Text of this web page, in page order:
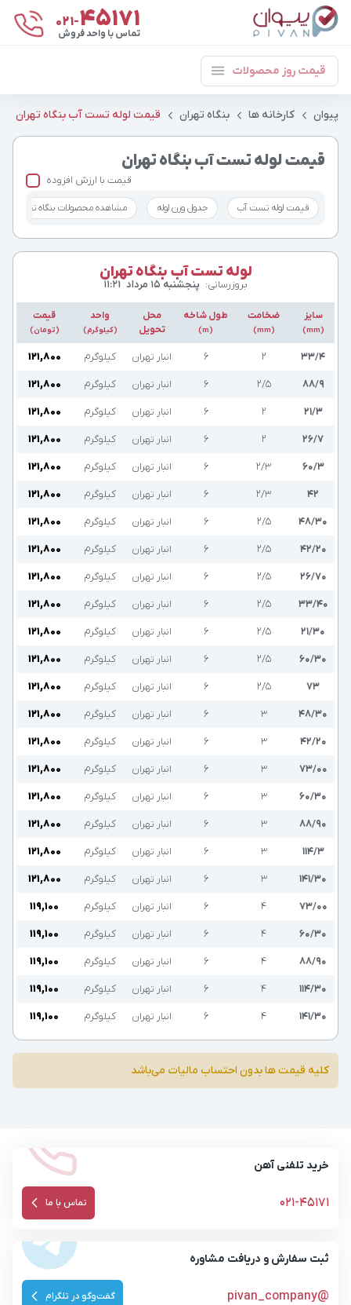
021-۴۵۱۷۱
تماس با واحد فروش
قیمت روز محصولات
پیوان کارخانه ها بنگاه تهران قیمت لوله تست آب بنگاه تهران
قیمت لوله تست آب بنگاه تهران
قیمت با ارزش افزوده
قیمت لوله تست آب جدول وزن لوله مشاهده محصولات بنگاه تهران
لوله تست آب بنگاه تهران
بروزرسانی: پنجشنبه ۱۵ مرداد ۱۱:۲۱
سایز
(mm)
ضخامت
(mm)
طول شاخه
(m)
محل
تحویل
واحد
(کیلوگرم)
قیمت
(تومان)
۳۳/۴ ۲ ۶ انبار تهران کیلوگرم ۱۲۱,۸۰۰
۸۸/۹ ۲/۵ ۶ انبار تهران کیلوگرم ۱۲۱,۸۰۰
۲۱/۳ ۲ ۶ انبار تهران کیلوگرم ۱۲۱,۸۰۰
۲۶/۷ ۲ ۶ انبار تهران کیلوگرم ۱۲۱,۸۰۰
۶۰/۳ ۲/۳ ۶ انبار تهران کیلوگرم ۱۲۱,۸۰۰
۴۲ ۲/۳ ۶ انبار تهران کیلوگرم ۱۲۱,۸۰۰
۴۸/۳۰ ۲/۵ ۶ انبار تهران کیلوگرم ۱۲۱,۸۰۰
۴۲/۲۰ ۲/۵ ۶ انبار تهران کیلوگرم ۱۲۱,۸۰۰
۲۶/۷۰ ۲/۵ ۶ انبار تهران کیلوگرم ۱۲۱,۸۰۰
۳۳/۴۰ ۲/۵ ۶ انبار تهران کیلوگرم ۱۲۱,۸۰۰
۲۱/۳۰ ۲/۵ ۶ انبار تهران کیلوگرم ۱۲۱,۸۰۰
۶۰/۳۰ ۲/۵ ۶ انبار تهران کیلوگرم ۱۲۱,۸۰۰
۷۳ ۲/۵ ۶ انبار تهران کیلوگرم ۱۲۱,۸۰۰
۴۸/۳۰ ۳ ۶ انبار تهران کیلوگرم ۱۲۱,۸۰۰
۴۲/۲۰ ۳ ۶ انبار تهران کیلوگرم ۱۲۱,۸۰۰
۷۳/۰۰ ۳ ۶ انبار تهران کیلوگرم ۱۲۱,۸۰۰
۶۰/۳۰ ۳ ۶ انبار تهران کیلوگرم ۱۲۱,۸۰۰
۸۸/۹۰ ۳ ۶ انبار تهران کیلوگرم ۱۲۱,۸۰۰
۱۱۴/۳ ۳ ۶ انبار تهران کیلوگرم ۱۲۱,۸۰۰
۱۴۱/۳۰ ۳ ۶ انبار تهران کیلوگرم ۱۲۱,۸۰۰
۷۳/۰۰ ۴ ۶ انبار تهران کیلوگرم ۱۱۹,۱۰۰
۶۰/۳۰ ۴ ۶ انبار تهران کیلوگرم ۱۱۹,۱۰۰
۸۸/۹۰ ۴ ۶ انبار تهران کیلوگرم ۱۱۹,۱۰۰
۱۱۴/۳۰ ۴ ۶ انبار تهران کیلوگرم ۱۱۹,۱۰۰
۱۴۱/۳۰ ۴ ۶ انبار تهران کیلوگرم ۱۱۹,۱۰۰
کلیه قیمت ها بدون احتساب مالیات می‌باشد
خرید تلفنی آهن
021-45171 تماس با ما
ثبت سفارش و دریافت مشاوره
@pivan_company گفت‌وگو در تلگرام